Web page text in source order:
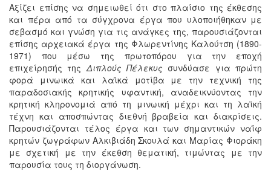
Αξίζει επίσης να σημειωθεί ότι στο πλαίσιο της έκθεσης
και πέρα από τα σύγχρονα έργα που υλοποιήθηκαν με
σεβασμό και γνώση για τις ανάγκες της, παρουσιάζονται
επίσης αρχειακά έργα της Φλωρεντίνης Καλούτση (1890-
1971) που μέσω της πρωτοπόρου για την εποχή
επιχείρησής της Διπλούς Πέλεκυς συνδύασε για πρώτη
φορά μινωικά και λαϊκά μοτίβα με την τεχνική της
παραδοσιακής κρητικής υφαντική, αναδεικνύοντας την
κρητική κληρονομιά από τη μινωική μέχρι και τη λαϊκή
τέχνη και αποσπώντας διεθνή βραβεία και διακρίσεις.
Παρουσιάζονται τέλος έργα και των σημαντικών ναΐφ
κρητών ζωγράφων Αλκιβιάδη Σκουλά και Μαρίας Φιοράκη
με σχετική με την έκεθση θεματική, τιμώντας με την
παρουσία τους τη διοργάνωση.